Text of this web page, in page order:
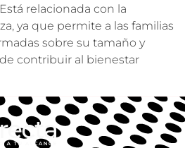
relacionada con la
ya que permite a las familias
sobre su tamaño y
contribuir al bienestar